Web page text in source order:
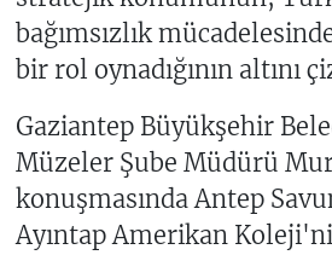
bağımsızlık
bir rol oynadığının altını
Gaziantep Büyükşehir
Müzeler Şube Müdürü
konuşmasında Antep
Ayıntap Amerikan